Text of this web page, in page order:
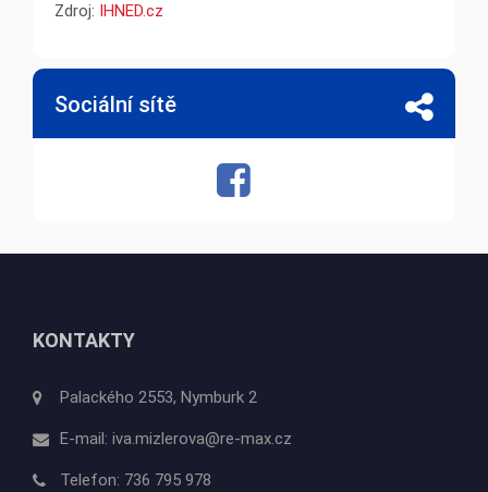
Zdroj: IHNED.cz
Sociální sítě
KONTAKTY
Palackého 2553, Nymburk 2
E-mail: iva.mizlerova@re-max.cz
Telefon: 736 795 978